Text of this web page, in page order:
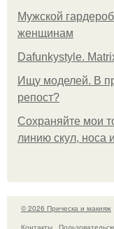
Мужской
женщинам
Dafunkystyle.
Ищу моделей. В
репост?
Сохраняйте мои
линию скул, носа
© 2026 Прическа и макияж
Контакты